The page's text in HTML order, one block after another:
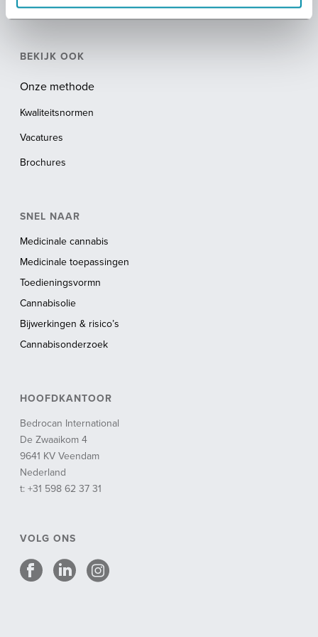
BEKIJK OOK
Onze methode
Kwaliteitsnormen
Vacatures
Brochures
SNEL NAAR
Medicinale cannabis
Medicinale toepassingen
Toedieningsvormn
Cannabisolie
Bijwerkingen & risico’s
Cannabisonderzoek
HOOFDKANTOOR
Bedrocan International
De Zwaaikom 4
9641 KV Veendam
Nederland
t: +31 598 62 37 31
VOLG ONS